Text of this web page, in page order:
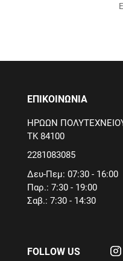
ΕΠΙΚΟΙΝΩΝΙΑ
ΗΡΩΩΝ
ΤΚ 84100
2281083085
Δευ-Πεμ: 07:30 - 16:00
Παρ.: 7:30 - 19:00
Σαβ.: 7:30 - 14:30
FOLLOW US